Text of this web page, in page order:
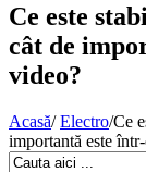
Ce este
cât de
video?
Acasă/ Electro/Ce
importantă este